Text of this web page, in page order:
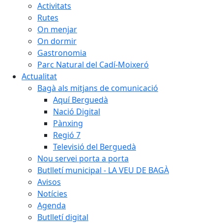
Activitats
Rutes
On menjar
On dormir
Gastronomia
Parc Natural del Cadí-Moixeró
Actualitat
Bagà als mitjans de comunicació
Aquí Berguedà
Nació Digital
Pànxing
Regió 7
Televisió del Berguedà
Nou servei porta a porta
Butlletí municipal - LA VEU DE BAGÀ
Avisos
Notícies
Agenda
Butlletí digital